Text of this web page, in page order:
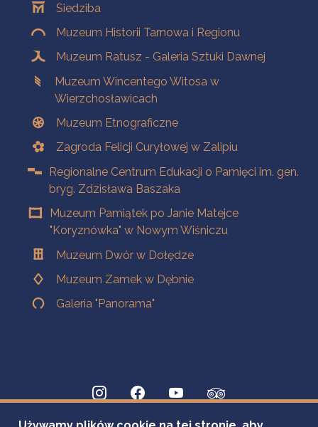
Siedziba
Muzeum Historii Tarnowa i Regionu
Muzeum Ratusz - Galeria Sztuki Dawnej
Muzeum Wincentego Witosa w
Wierzchosławicach
Muzeum Etnograficzne
Zagroda Felicji Curyłowej w Zalipiu
Regionalne Centrum Edukacji o Pamięci im. gen.
bryg. Zdzisława Baszaka
Muzeum Pamiątek po Janie Matejce
"Koryznówka" w Nowym Wiśniczu
Muzeum Dwór w Dołędze
Muzeum Zamek w Dębnie
Galeria "Panorama"